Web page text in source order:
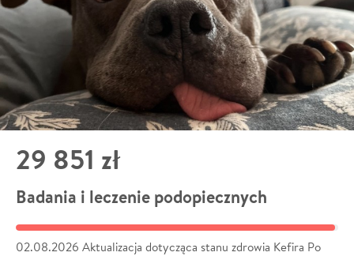
29 851 zł
Badania i leczenie podopiecznych
02.08.2026 Aktualizacja dotycząca stanu zdrowia Kefira Po